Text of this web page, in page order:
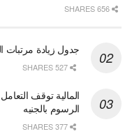
جدول زيادة مرتبات الموظفين 2021: 4200
المالية توقف
الرسوم بالجنيه